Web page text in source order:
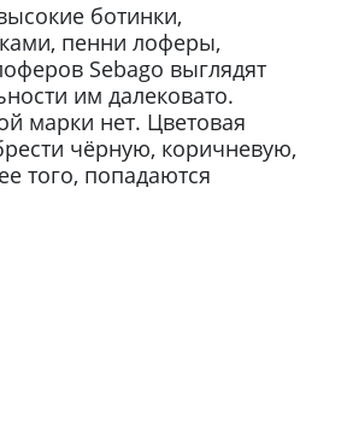
ботинки,
пенни лоферы,
Sebago выглядят
им далековато.
марки нет. Цветовая
чёрную, коричневую,
того, попадаются